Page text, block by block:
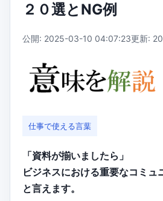
２０選とNG例
公開: 2025-03-10 04:07:23更新:
仕事で使える言葉
「資料が揃いましたら」
ビジネスにおける重要なコミュ
と言えます。